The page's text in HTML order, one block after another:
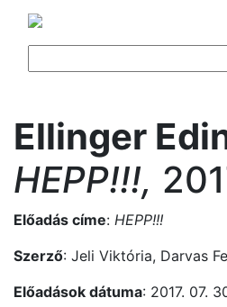
Ellinger
HEPP!!!,
Előadás címe: HEPP!!!
Szerző: Jeli Viktória, Darvas
Előadások dátuma: 2017. 07.